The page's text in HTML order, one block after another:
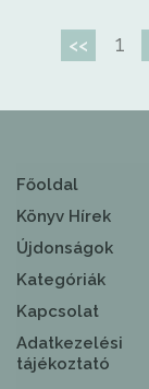
<< 1
Főoldal
Könyv Hírek
Újdonságok
Kategóriák
Kapcsolat
Adatkezelési
tájékoztató